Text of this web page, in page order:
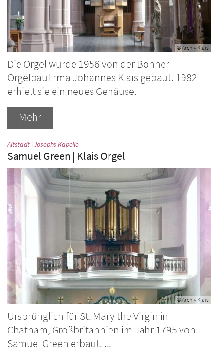
© Archiv Klais
Die Orgel wurde 1956 von der Bonner
Orgelbaufirma Johannes Klais gebaut. 1982
erhielt sie ein neues Gehäuse.
Mehr
Altstadt | Josephs Kapelle:
Samuel Green | Klais Orgel
© Archiv Klais
Ursprünglich für St. Mary the Virgin in
Chatham, Großbritannien im Jahr 1795 von
Samuel Green erbaut. ...